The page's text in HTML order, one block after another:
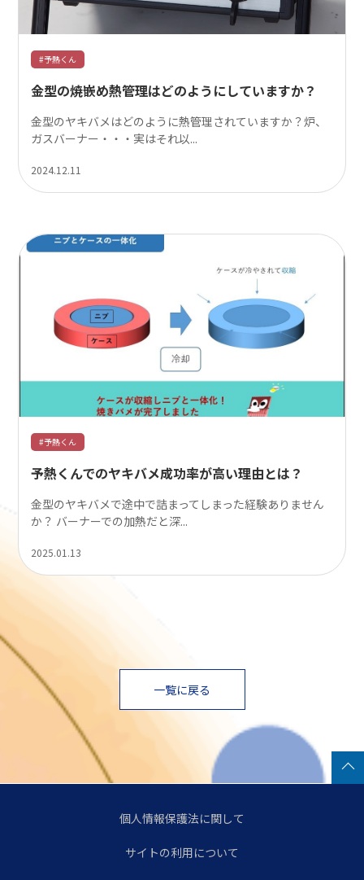
2024.12.11
#予熱くん
金型の焼嵌め熱管理はどのようにしていますか？
金型のヤキバメはどのように熱管理されていますか？炉、
ガスバーナー・・・実はそれ以...
2025.01.13
#予熱くん
予熱くんでのヤキバメ成功率が高い理由とは？
金型のヤキバメで途中で詰まってしまった経験ありません
か？ バーナーでの加熱だと深...
一覧に戻る
個人情報保護法に関して
サイトの利用について